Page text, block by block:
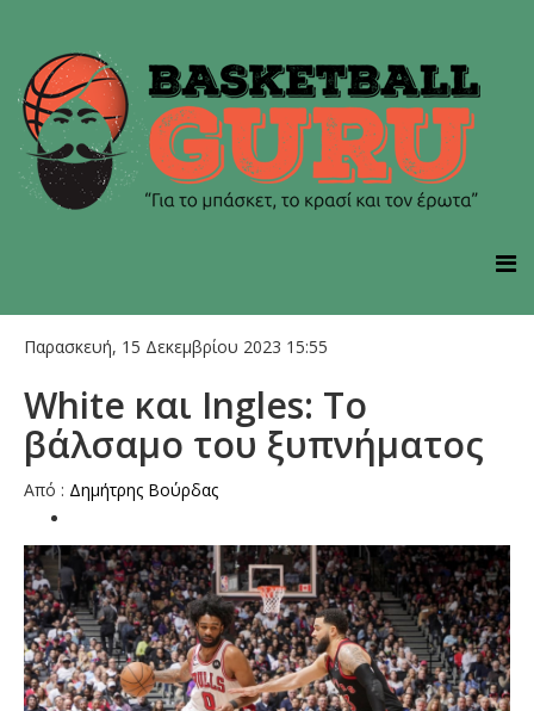
Παρασκευή, 15 Δεκεμβρίου 2023 15:55
White και Ingles: Το
βάλσαμο του ξυπνήματος
Από : Δημήτρης Bούρδας